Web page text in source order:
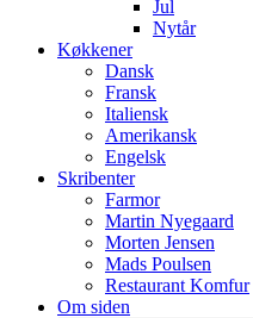
Jul
Nytår
Køkkener
Dansk
Fransk
Italiensk
Amerikansk
Engelsk
Skribenter
Farmor
Martin Nyegaard
Morten Jensen
Mads Poulsen
Restaurant Komfur
Om siden